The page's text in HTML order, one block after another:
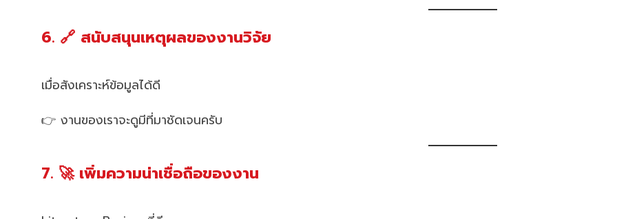
6. 🔗 สนับสนุนเหตุผลของงานวิจัย
เมื่อสังเคราะห์ข้อมูลได้ดี
👉 งานของเราจะดูมีที่มาชัดเจนครับ
7. 🚀 เพิ่มความน่าเชื่อถือของงาน